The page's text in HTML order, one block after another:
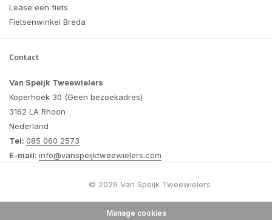
Lease een fiets
Fietsenwinkel Breda
Contact
Van Speijk Tweewielers
Koperhoek 30 (Geen bezoekadres)
3162 LA Rhoon
Nederland
Tel: 085 060 2573
E-mail: info@vanspeijktweewielers.com
© 2026 Van Speijk Tweewielers
Manage cookies